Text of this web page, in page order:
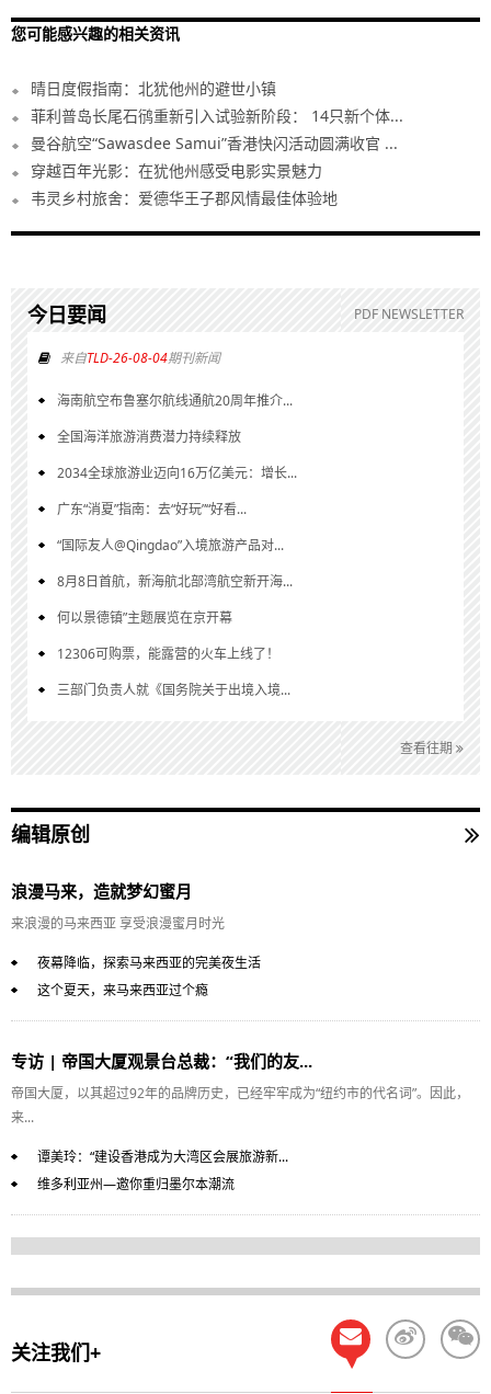
您可能感兴趣的相关资讯
晴日度假指南：北犹他州的避世小镇
菲利普岛长尾石鸻重新引入试验新阶段： 14只新个体...
曼谷航空“Sawasdee Samui”香港快闪活动圆满收官 ...
穿越百年光影：在犹他州感受电影实景魅力
韦灵乡村旅舍：爱德华王子郡风情最佳体验地
今日要闻 PDF NEWSLETTER
来自TLD-26-08-04期刊新闻
海南航空布鲁塞尔航线通航20周年推介...
全国海洋旅游消费潜力持续释放
2034全球旅游业迈向16万亿美元：增长...
广东“消夏”指南：去“好玩”“好看...
“国际友人@Qingdao”入境旅游产品对...
8月8日首航，新海航北部湾航空新开海...
何以景德镇”主题展览在京开幕
12306可购票，能露营的火车上线了！
三部门负责人就《国务院关于出境入境...
查看往期
编辑原创
浪漫马来，造就梦幻蜜月
来浪漫的马来西亚 享受浪漫蜜月时光
夜幕降临，探索马来西亚的完美夜生活
这个夏天，来马来西亚过个瘾
专访 | 帝国大厦观景台总裁：“我们的友...
帝国大厦，以其超过92年的品牌历史，已经牢牢成为“纽约市的代名词”。因此，
来...
谭美玲：“建设香港成为大湾区会展旅游新...
维多利亚州—邀你重归墨尔本潮流
关注我们+